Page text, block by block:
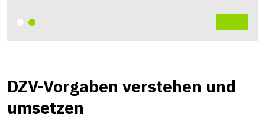
DZV-Vorgaben verstehen und
umsetzen